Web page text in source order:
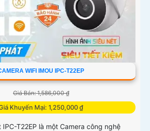
WIFI IMOU IPC-T22EP
Giá Bán: 1,586,000 ₫
Khuyến Mại: 1,250,000 ₫
T22EP là một Camera công nghệ